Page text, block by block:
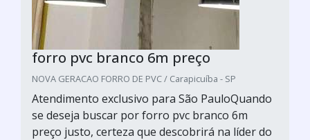
forro pvc branco 6m preço
NOVA GERACAO FORRO DE PVC / Carapicuíba - SP
Atendimento exclusivo para São PauloQuando
se deseja buscar por forro pvc branco 6m
preço justo, certeza que descobrirá na líder do